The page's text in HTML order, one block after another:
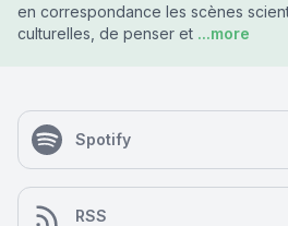
en correspondance les scènes
culturelles, de penser et ...more
Spotify
RSS